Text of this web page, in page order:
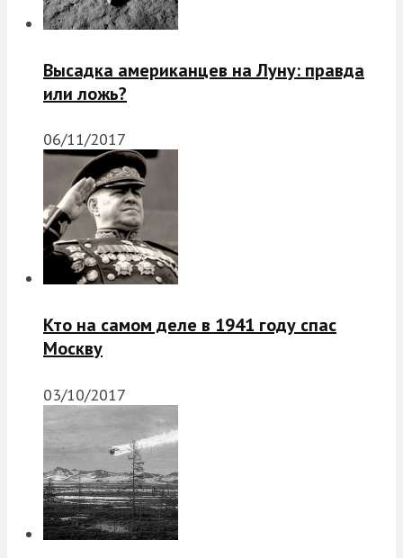
Высадка американцев на Луну: правда
или ложь?
06/11/2017
Кто на самом деле в 1941 году спас
Москву
03/10/2017